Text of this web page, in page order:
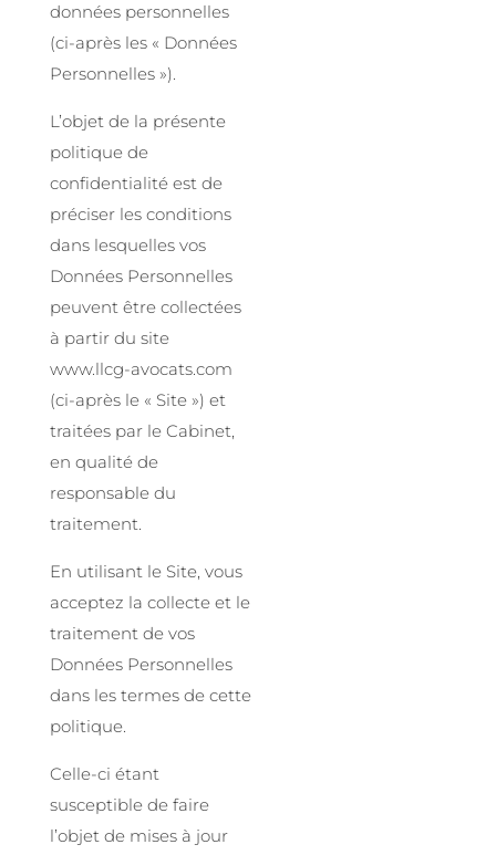
données personnelles
(ci-après les « Données
Personnelles »).
L’objet de la présente
politique de
confidentialité est de
préciser les conditions
dans lesquelles vos
Données Personnelles
peuvent être collectées
à partir du site
www.llcg-avocats.com
(ci-après le « Site ») et
traitées par le Cabinet,
en qualité de
responsable du
traitement.
En utilisant le Site, vous
acceptez la collecte et le
traitement de vos
Données Personnelles
dans les termes de cette
politique.
Celle-ci étant
susceptible de faire
l’objet de mises à jour